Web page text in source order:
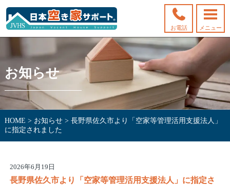
メニュー
お電話
お知らせ
HOME > お知らせ> 長野県佐久市より「空家等管理活用支援法人」
に指定されました
2026年6月19日
長野県佐久市より「空家等管理活用支援法人」に指定さ